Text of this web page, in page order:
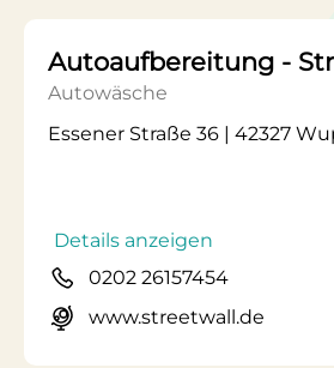
Autoaufbereitung -
Autowäsche
Essener Straße 36 | 42327
Details anzeigen
0202 26157454
www.streetwall.de